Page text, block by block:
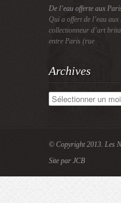
De l’eau offerte aux
Qui a offert de l’eau
collectionneur d’art
entre Paris (rue
Archives
Archives
© Copyright 2013. Les
Site par JCB